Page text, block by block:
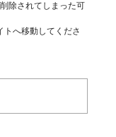
除されてしまった可
トへ移動してくださ